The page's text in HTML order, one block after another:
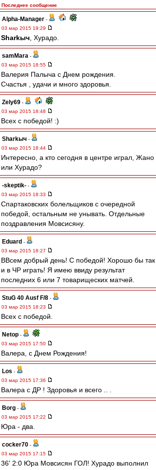
Последнее сообщение
Alpha-Manager -
03 мар 2015 19:29
Sharkыч , Хурадо.
samMara -
03 мар 2015 18:55
Валерия Палыча с Днем рождения.
Счастья , удачи и много здоровья.
Zely69 -
03 мар 2015 18:48
Всех с победой! :)
Sharkыч -
03 мар 2015 18:44
Интересно, а кто сегодня в центре играл, Жано
или Хурадо?
-skeptik- -
03 мар 2015 18:33
Спартаковских болельщиков с очередной
победой, остальным не унывать. Отдельные
поздравления Мовсисяну.
Eduard -
03 мар 2015 18:27
ВВсем добрый день! С победой! Хорошо бы так
и в ЧР играть! Я имею ввиду результат
последних 6 или 7 товарищеских матчей.
StuG 40 Ausf F/8 -
03 мар 2015 18:23
Всех с победой.
Netop -
03 мар 2015 17:50
Валера, с Днем Рождения!
Los -
03 мар 2015 17:36
Валера с ДР ! Здоровья и всего .. .
Borg -
03 мар 2015 17:22
Юра - два.
cocker70 -
03 мар 2015 17:15
36' 2:0 Юра Мовсисян ГОЛ! Хурадо выполнил